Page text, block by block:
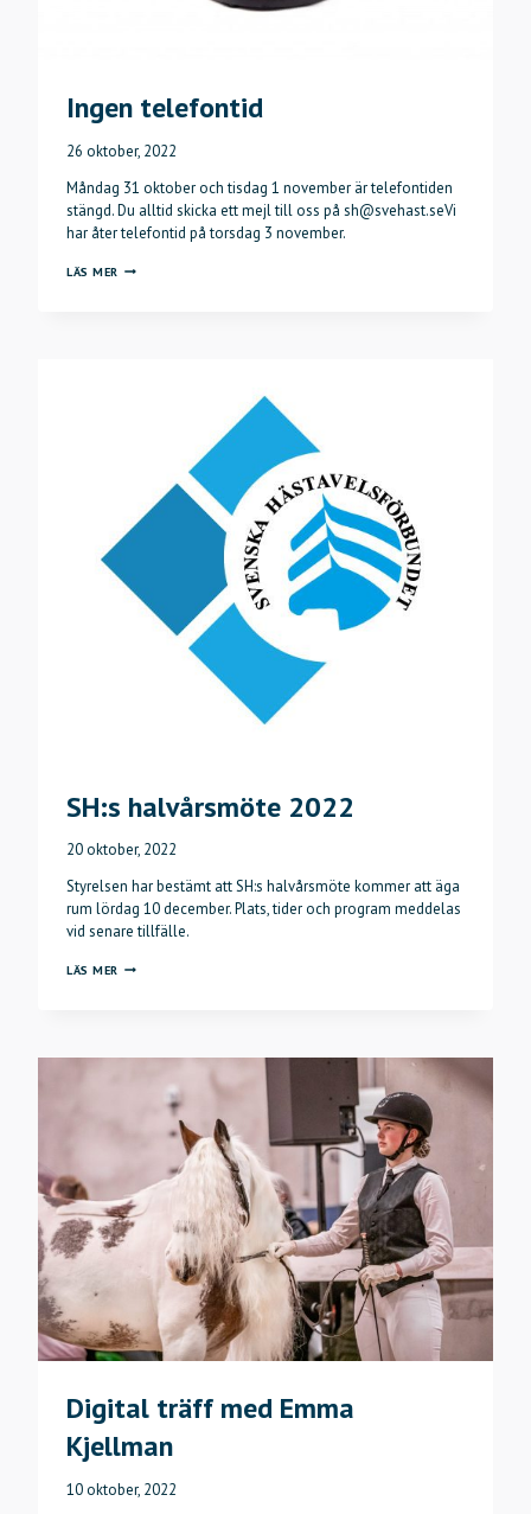
Ingen telefontid
26 oktober, 2022
Måndag 31 oktober och tisdag 1 november är telefontiden
stängd. Du alltid skicka ett mejl till oss på sh@svehast.seVi
har åter telefontid på torsdag 3 november.
LÄS MER INGEN
SH:s halvårsmöte 2022
20 oktober, 2022
Styrelsen har bestämt att SH:s halvårsmöte kommer att äga
rum lördag 10 december. Plats, tider och program meddelas
vid senare tillfälle.
LÄS MER SH:S
Digital träff med Emma
Kjellman
10 oktober, 2022